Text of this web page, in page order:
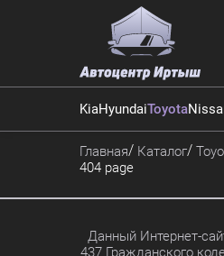
KiaHyundaiToyota
Главная Каталог
404 page
Данный Интернет-
437 Гражданского